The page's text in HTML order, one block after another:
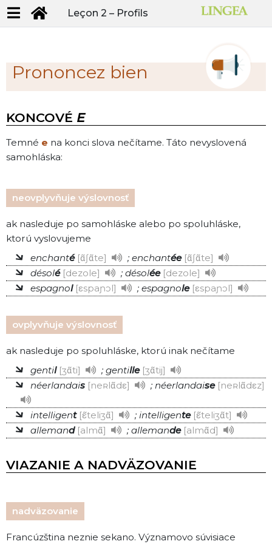
Leçon 2 – Profils
Prononcez bien
KONCOVÉ E
Temné e na konci slova nečítame. Táto nevyslovená
samohláska:
neovplyvňuje výslovnosť
ak nasleduje po samohláske alebo po spoluhláske,
ktorú vyslovujeme
enchanté ɑ̃ʃɑ̃te ; enchantée ɑ̃ʃɑ̃te
désolé dezole ; désolée dezole
espagnol εspaɲɔl ; espagnole εspaɲɔl
ovplyvňuje výslovnosť
ak nasleduje po spoluhláske, ktorú inak nečítame
gentil ʒɑ̃ti ; gentille ʒɑ̃tij
néerlandais neʀlɑ̃dε ; néerlandaise neʀlɑ̃dεz
intelligent ε̃teliʒɑ̃ ; intelligente ε̃teliʒɑ̃t
allemand almɑ̃ ; allemande almɑ̃d
VIAZANIE A NADVÄZOVANIE
nadväzovanie
Francúzština neznie sekano. Významovo súvisiace